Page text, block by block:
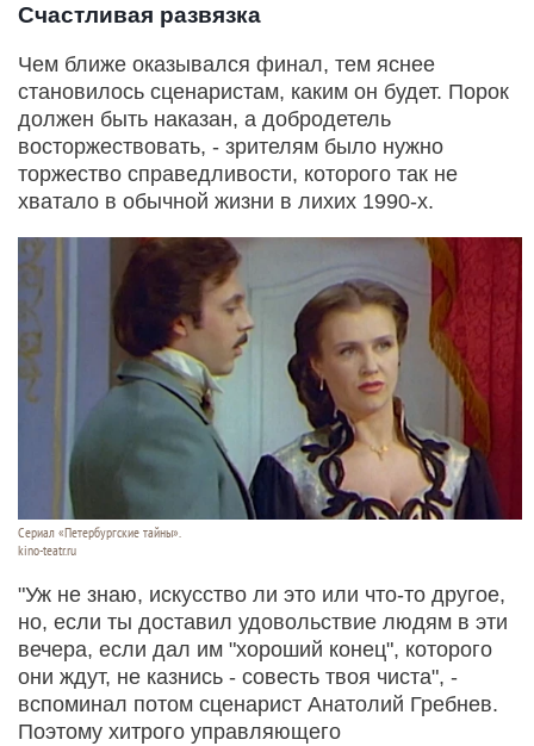
Счастливая развязка
Чем ближе оказывался финал, тем яснее
становилось сценаристам, каким он будет. Порок
должен быть наказан, а добродетель
восторжествовать, - зрителям было нужно
торжество справедливости, которого так не
хватало в обычной жизни в лихих 1990-х.
Сериал «Петербургские тайны».
kino-teatr.ru
"Уж не знаю, искусство ли это или что-то другое,
но, если ты доставил удовольствие людям в эти
вечера, если дал им "хороший конец", которого
они ждут, не казнись - совесть твоя чиста", -
вспоминал потом сценарист Анатолий Гребнев.
Поэтому хитрого управляющего